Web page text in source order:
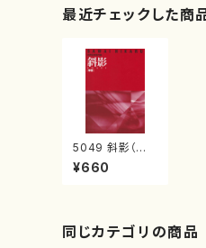
最近チェックした商
5049 斜影（箏
譜）（箏ソロ/沢井
比河流/楽譜）
¥660
同じカテゴリの商品